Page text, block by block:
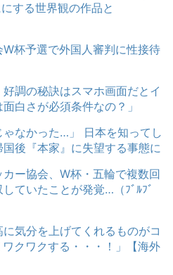
する世界観の作品と
杯予選で外国人審判に性接待
好調の秘訣はスマホ画面だとイ
白さが必須条件なの？」
なかった…」 日本を知ってし
後『本家』に失望する事態に
カー協会、W杯・五輪で複数回
ていたことが発覚…（ﾌﾞﾙﾌﾞ
気分を上げてくれるものがコ
クワクする・・・！」【海外